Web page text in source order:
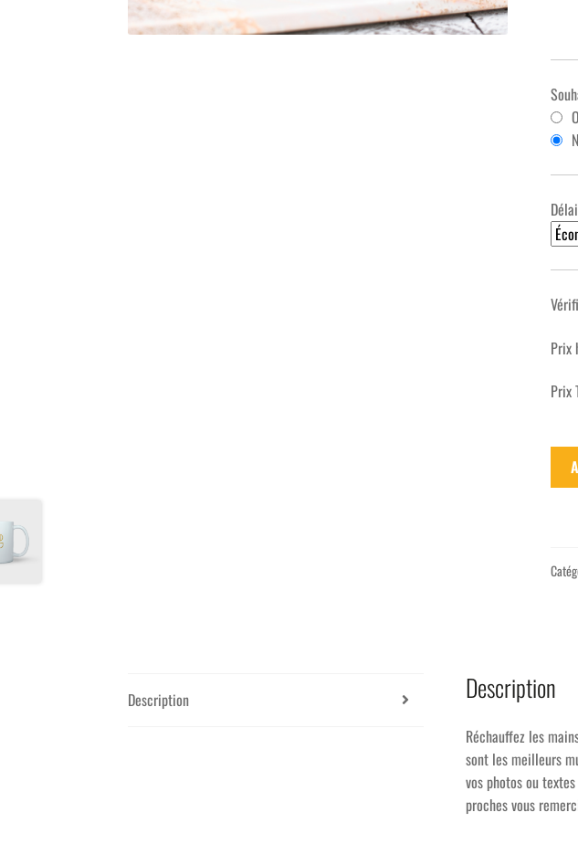
Prix
Prix
Description Description
Réchauffez les
sont les meilleurs
vos photos ou
proches vous